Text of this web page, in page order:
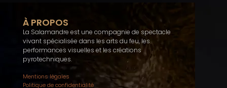
À PROPOS
La Salamandre est une compagnie de spectacle
vivant spécialisée dans les arts du feu, les
performances visuelles et les créations
pyrotechniques.
Mentions légales
Politique de confidentialité